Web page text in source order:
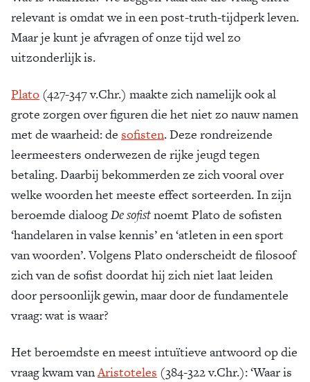
relevant is omdat we in een post-truth-tijdperk leven.
Maar je kunt je afvragen of onze tijd wel zo
uitzonderlijk is.
Plato (427-347 v.Chr.) maakte zich namelijk ook al
grote zorgen over figuren die het niet zo nauw namen
met de waarheid: de sofisten. Deze rondreizende
leermeesters onderwezen de rijke jeugd tegen
betaling. Daarbij bekommerden ze zich vooral over
welke woorden het meeste effect sorteerden. In zijn
beroemde dialoogDe sofistnoemt Plato de sofisten
‘handelaren in valse kennis’ en ‘atleten in een sport
van woorden’. Volgens Plato onderscheidt de filosoof
zich van de sofist doordat hij zich niet laat leiden
door persoonlijk gewin, maar door de fundamentele
vraag: wat is waar?
Het beroemdste en meest intuïtieve antwoord op die
vraag kwam vanAristoteles (384-322 v.Chr.): ‘Waar is